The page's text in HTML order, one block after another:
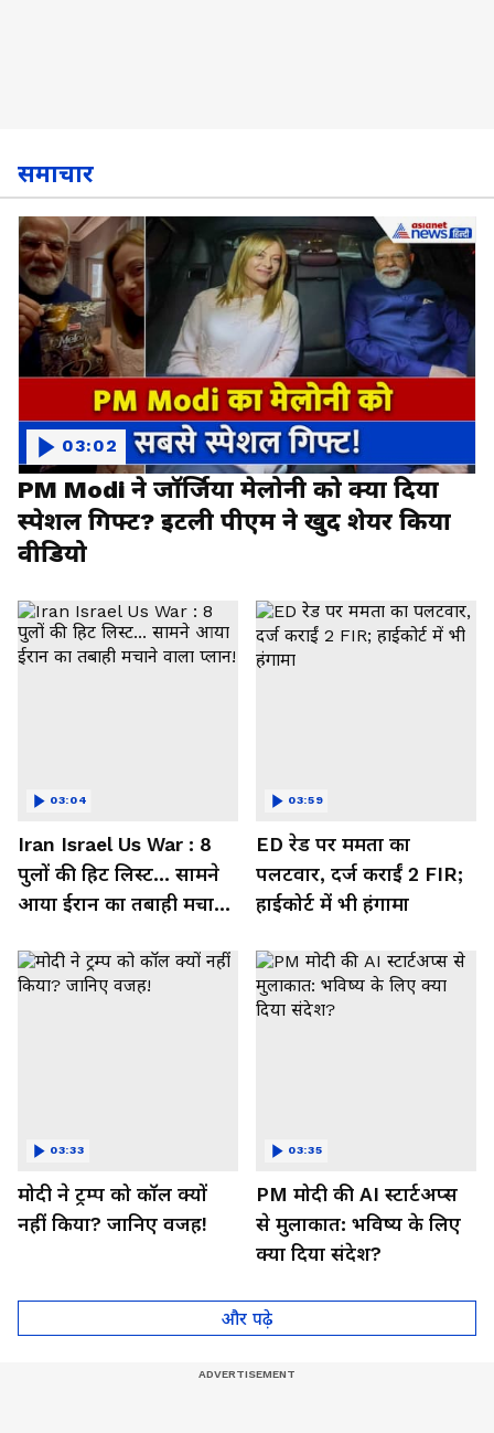
समाचार
PM Modi ने जॉर्जिया मेलोनी को क्या दिया
स्पेशल गिफ्ट? इटली पीएम ने खुद शेयर किया
वीडियो
03:02
Iran Israel Us War : 8
पुलों की हिट लिस्ट... सामने
आया ईरान का तबाही मचाने
03:04
ED रेड पर ममता का
पलटवार, दर्ज कराईं 2 FIR;
हाईकोर्ट में भी हंगामा
03:59
मोदी ने ट्रम्प को कॉल क्यों
नहीं किया? जानिए वजह!
03:33
PM मोदी की AI स्टार्टअप्स
से मुलाकात: भविष्य के लिए
क्या दिया संदेश?
03:35
और पढ़े